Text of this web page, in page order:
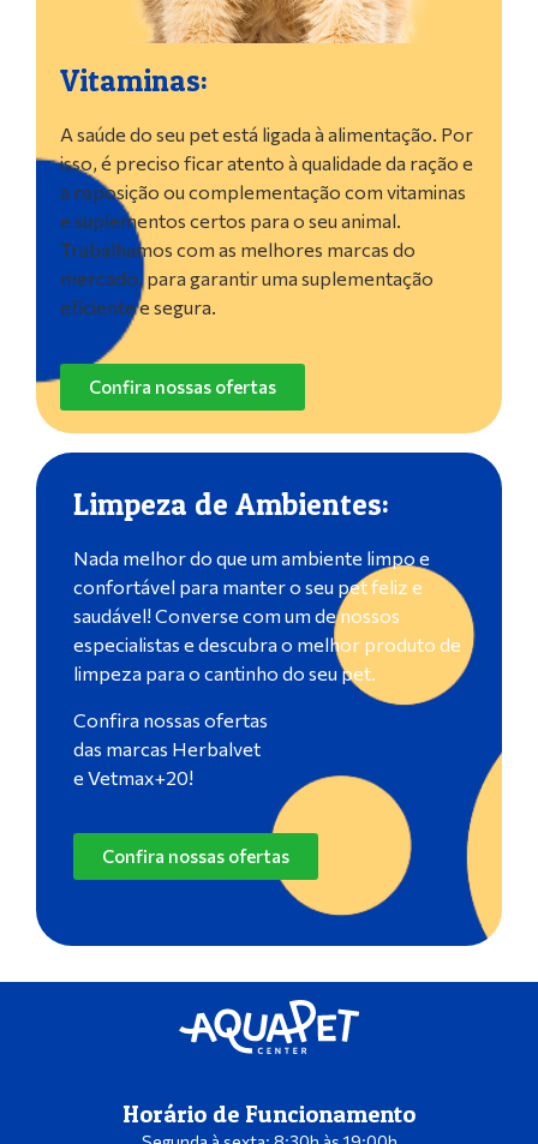
Vitaminas:
A saúde do seu pet está ligada à alimentação. Por
isso, é preciso ficar atento à qualidade da ração e
a reposição ou complementação com vitaminas
e suplementos certos para o seu animal.
Trabalhamos com as melhores marcas do
mercado, para garantir uma suplementação
eficiente e segura.
Confira nossas ofertas
Limpeza de Ambientes:
Nada melhor do que um ambiente limpo e
confortável para manter o seu pet feliz e
saudável! Converse com um de nossos
especialistas e descubra o melhor produto de
limpeza para o cantinho do seu pet.
Confira nossas ofertas
das marcas Herbalvet
e Vetmax+20!
Confira nossas ofertas
Horário de Funcionamento